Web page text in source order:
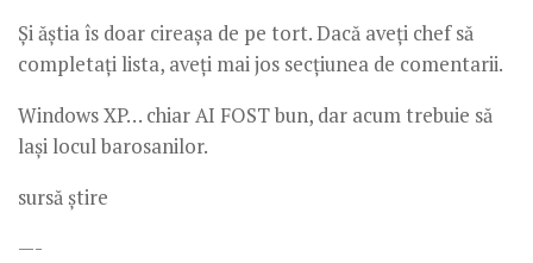
Și ăștia îs doar cireașa de pe tort. Dacă aveți chef să
completați lista, aveți mai jos secțiunea de comentarii.
Windows XP… chiar AI FOST bun, dar acum trebuie să
lași locul barosanilor.
sursă știre
—-